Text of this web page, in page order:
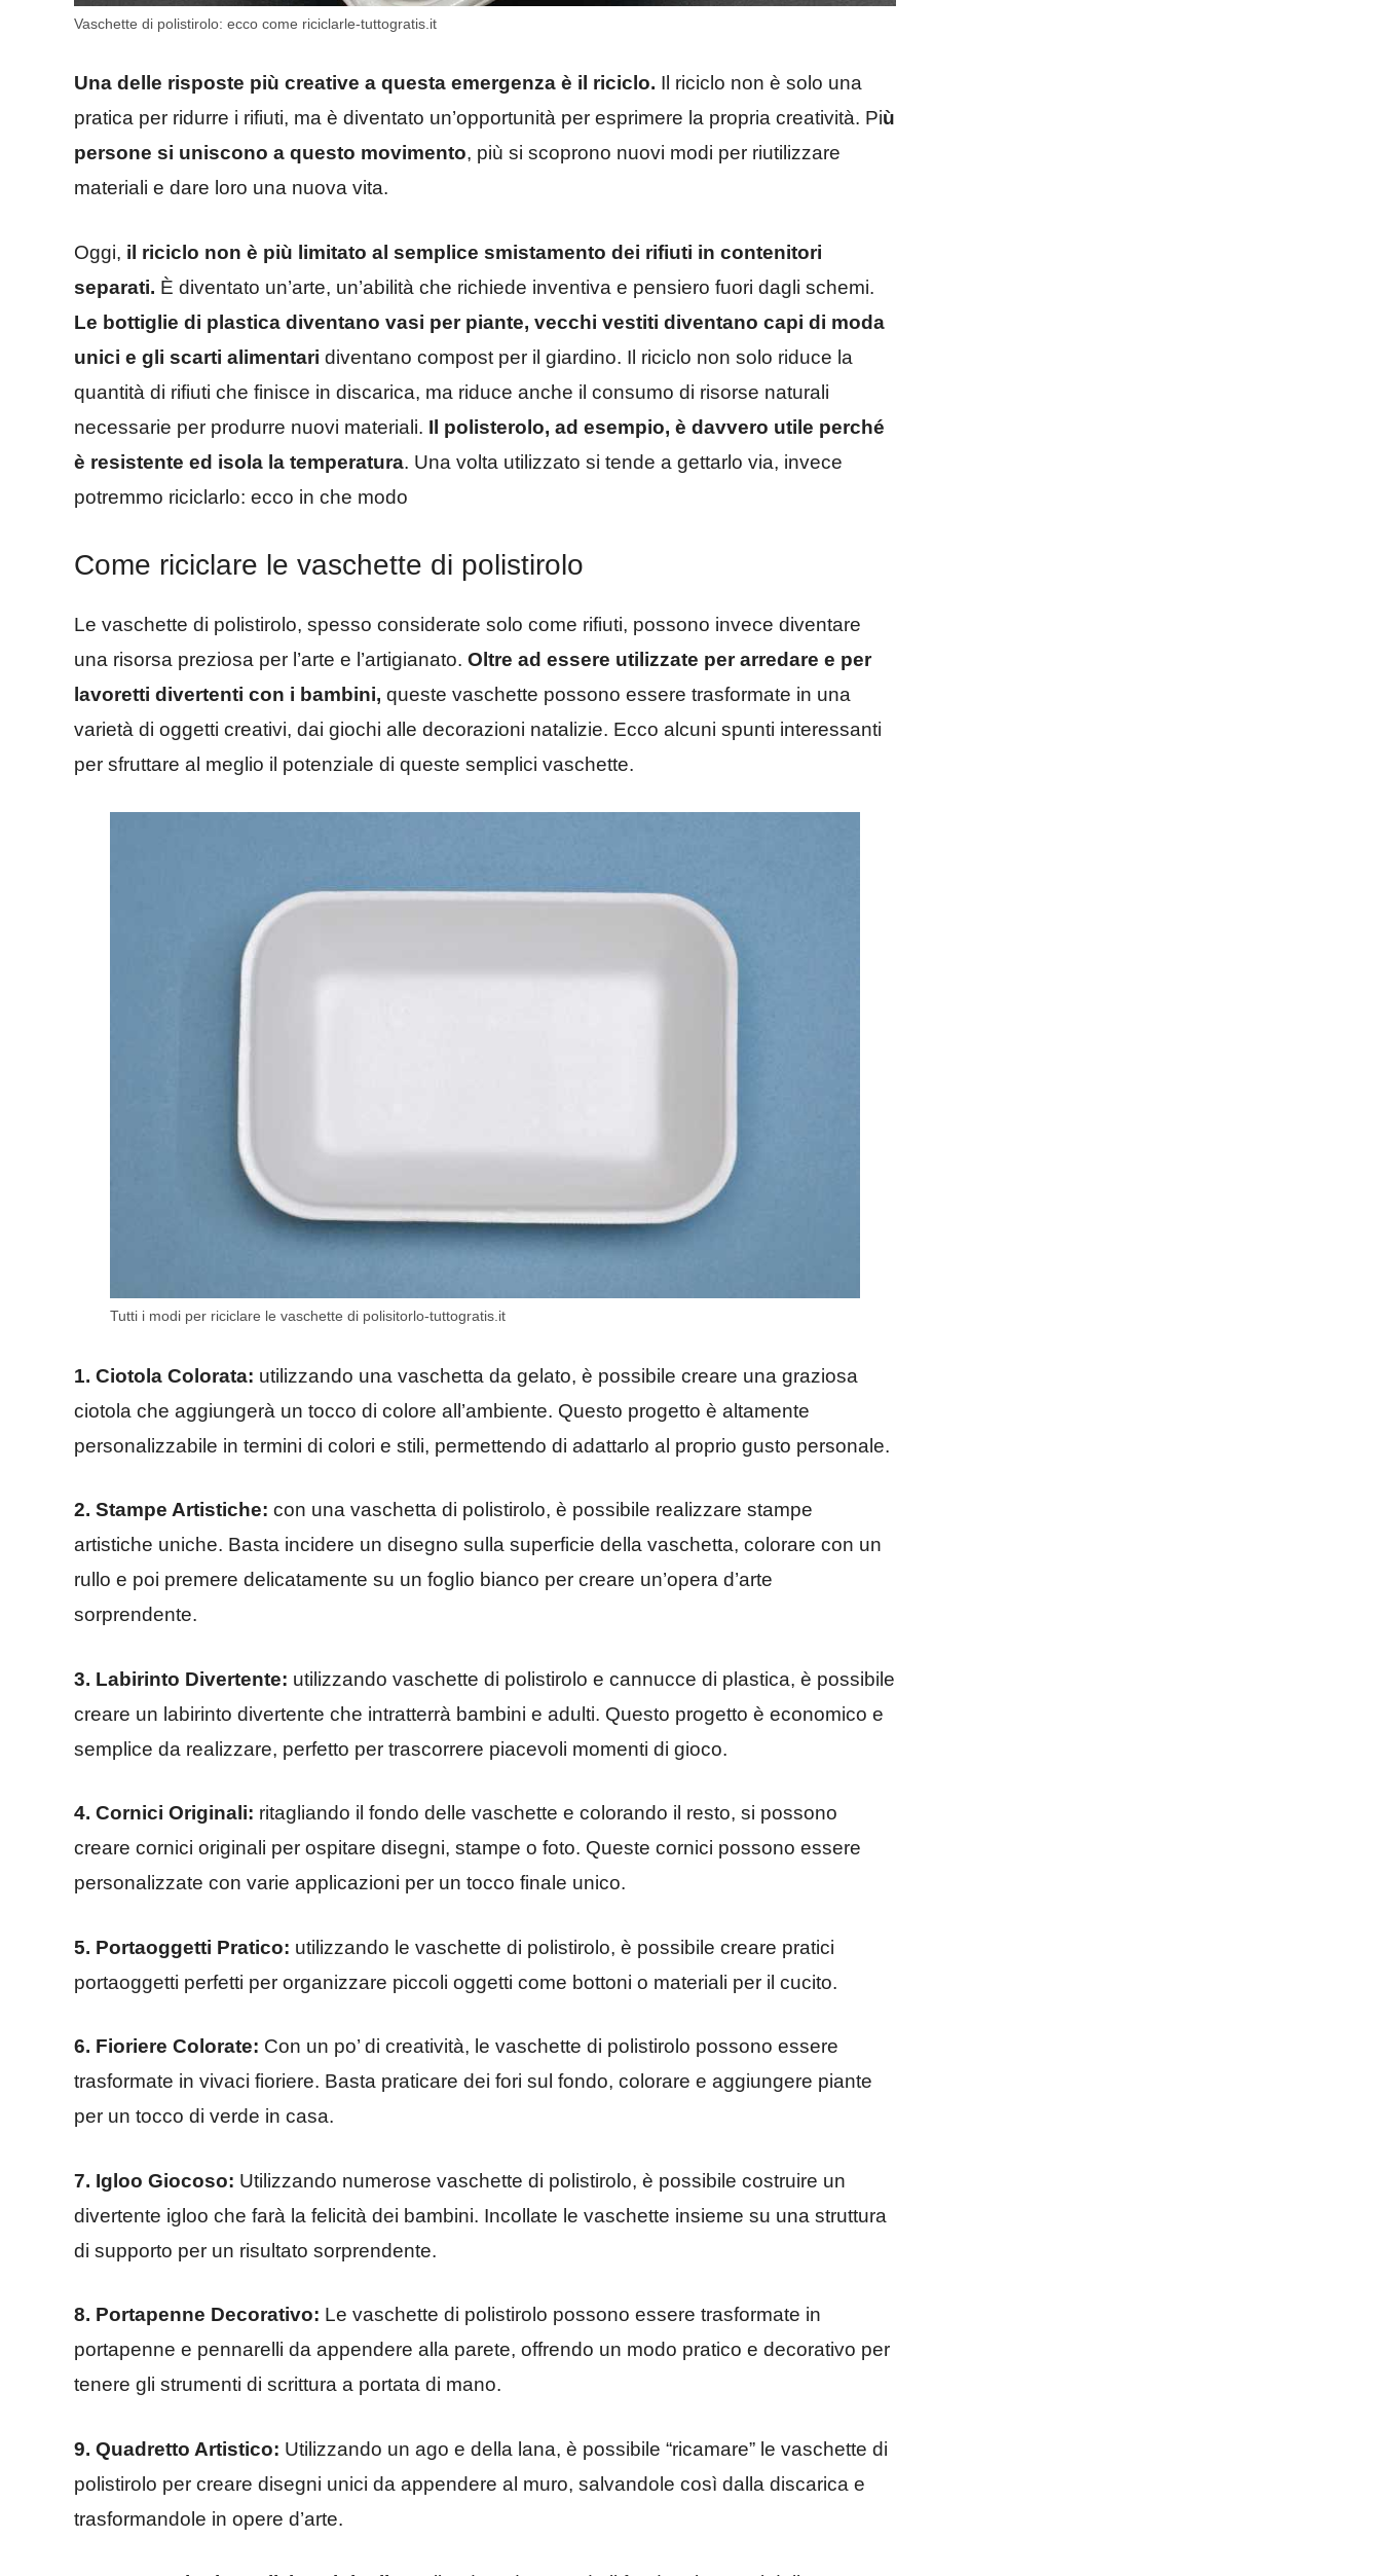
Vaschette di polistirolo: ecco come riciclarle-tuttogratis.it
Una delle risposte più creative a questa emergenza è il riciclo. Il riciclo non è solo una
pratica per ridurre i rifiuti, ma è diventato un’opportunità per esprimere la propria creatività. Più
persone si uniscono a questo movimento, più si scoprono nuovi modi per riutilizzare
materiali e dare loro una nuova vita.
Oggi, il riciclo non è più limitato al semplice smistamento dei rifiuti in contenitori
separati. È diventato un’arte, un’abilità che richiede inventiva e pensiero fuori dagli schemi.
Le bottiglie di plastica diventano vasi per piante, vecchi vestiti diventano capi di moda
unici e gli scarti alimentari diventano compost per il giardino. Il riciclo non solo riduce la
quantità di rifiuti che finisce in discarica, ma riduce anche il consumo di risorse naturali
necessarie per produrre nuovi materiali. Il polisterolo, ad esempio, è davvero utile perché
è resistente ed isola la temperatura. Una volta utilizzato si tende a gettarlo via, invece
potremmo riciclarlo: ecco in che modo
Come riciclare le vaschette di polistirolo
Le vaschette di polistirolo, spesso considerate solo come rifiuti, possono invece diventare
una risorsa preziosa per l’arte e l’artigianato. Oltre ad essere utilizzate per arredare e per
lavoretti divertenti con i bambini, queste vaschette possono essere trasformate in una
varietà di oggetti creativi, dai giochi alle decorazioni natalizie. Ecco alcuni spunti interessanti
per sfruttare al meglio il potenziale di queste semplici vaschette.
Tutti i modi per riciclare le vaschette di polisitorlo-tuttogratis.it
1. Ciotola Colorata: utilizzando una vaschetta da gelato, è possibile creare una graziosa
ciotola che aggiungerà un tocco di colore all’ambiente. Questo progetto è altamente
personalizzabile in termini di colori e stili, permettendo di adattarlo al proprio gusto personale.
2. Stampe Artistiche: con una vaschetta di polistirolo, è possibile realizzare stampe
artistiche uniche. Basta incidere un disegno sulla superficie della vaschetta, colorare con un
rullo e poi premere delicatamente su un foglio bianco per creare un’opera d’arte
sorprendente.
3. Labirinto Divertente: utilizzando vaschette di polistirolo e cannucce di plastica, è possibile
creare un labirinto divertente che intratterrà bambini e adulti. Questo progetto è economico e
semplice da realizzare, perfetto per trascorrere piacevoli momenti di gioco.
4. Cornici Originali: ritagliando il fondo delle vaschette e colorando il resto, si possono
creare cornici originali per ospitare disegni, stampe o foto. Queste cornici possono essere
personalizzate con varie applicazioni per un tocco finale unico.
5. Portaoggetti Pratico: utilizzando le vaschette di polistirolo, è possibile creare pratici
portaoggetti perfetti per organizzare piccoli oggetti come bottoni o materiali per il cucito.
6. Fioriere Colorate: Con un po’ di creatività, le vaschette di polistirolo possono essere
trasformate in vivaci fioriere. Basta praticare dei fori sul fondo, colorare e aggiungere piante
per un tocco di verde in casa.
7. Igloo Giocoso: Utilizzando numerose vaschette di polistirolo, è possibile costruire un
divertente igloo che farà la felicità dei bambini. Incollate le vaschette insieme su una struttura
di supporto per un risultato sorprendente.
8. Portapenne Decorativo: Le vaschette di polistirolo possono essere trasformate in
portapenne e pennarelli da appendere alla parete, offrendo un modo pratico e decorativo per
tenere gli strumenti di scrittura a portata di mano.
9. Quadretto Artistico: Utilizzando un ago e della lana, è possibile “ricamare” le vaschette di
polistirolo per creare disegni unici da appendere al muro, salvandole così dalla discarica e
trasformandole in opere d’arte.